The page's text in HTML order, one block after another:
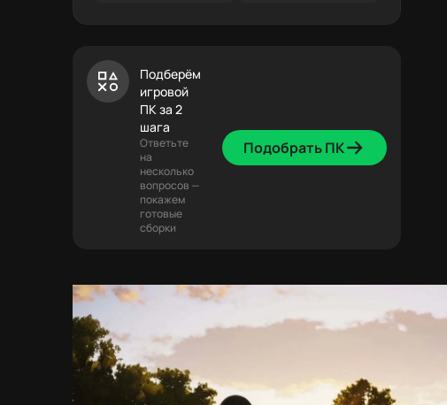
Подберём
игровой
ПК за 2
шага
Ответьте
на
несколько
вопросов —
покажем
готовые
сборки
Подобрать ПК